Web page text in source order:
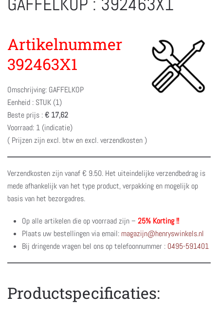
Artikelnummer
392463X1
Omschrijving: GAFFELKOP
Eenheid : STUK (1)
Beste prijs :€ 17,62
Voorraad: 1 (indicatie)
( Prijzen zijn excl. btw en excl. verzendkosten )
Verzendkosten zijn vanaf € 9.50. Het uiteindelijke verzendbedrag is
mede afhankelijk van het type product, verpakking en mogelijk op
basis van het bezorgadres.
Op alle artikelen die op voorraad zijn – 25% Korting !!
Plaats uw bestellingen via email: magazijn@henryswinkels.nl
Bij dringende vragen bel ons op telefoonnummer : 0495-591401
Productspecificaties: